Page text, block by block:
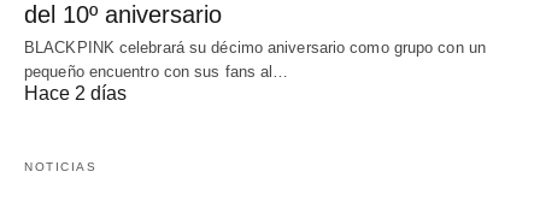
del 10º aniversario
BLACKPINK celebrará su décimo aniversario como grupo con un
pequeño encuentro con sus fans al…
Hace 2 días
NOTICIAS